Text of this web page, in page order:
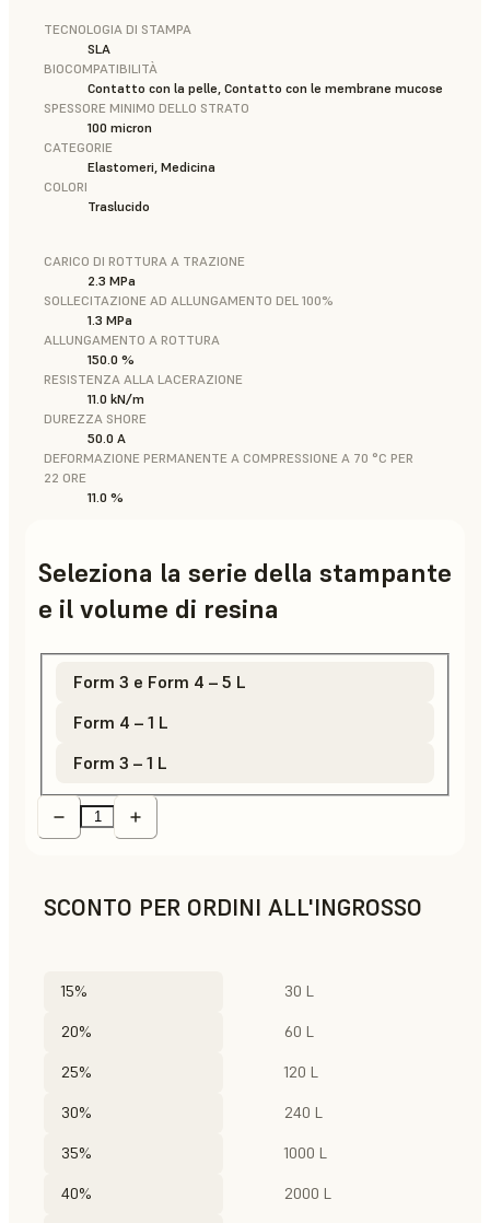
TECNOLOGIA DI STAMPA
SLA
BIOCOMPATIBILITÀ
Contatto con la pelle, Contatto con le membrane mucose
SPESSORE MINIMO DELLO STRATO
100 micron
CATEGORIE
Elastomeri, Medicina
COLORI
Traslucido
CARICO DI ROTTURA A TRAZIONE
2.3 MPa
SOLLECITAZIONE AD ALLUNGAMENTO DEL 100%
1.3 MPa
ALLUNGAMENTO A ROTTURA
150.0 %
RESISTENZA ALLA LACERAZIONE
11.0 kN/m
DUREZZA SHORE
50.0 A
DEFORMAZIONE PERMANENTE A COMPRESSIONE A 70 °C PER
22 ORE
11.0 %
Seleziona la serie della stampante
e il volume di resina
Form 3 e Form 4 – 5 L
Form 4 – 1 L
Form 3 – 1 L
SCONTO PER ORDINI ALL'INGROSSO
15% 30 L
20% 60 L
25% 120 L
30% 240 L
35% 1000 L
40% 2000 L